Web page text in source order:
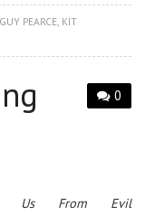
GUY PEARCE, KIT
0
Us From Evil